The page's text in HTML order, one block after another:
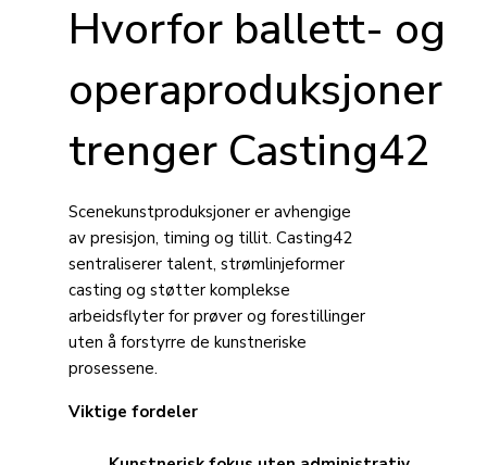
Hvorfor ballett- og
operaproduksjoner
trenger Casting42
Scenekunstproduksjoner er avhengige
av presisjon, timing og tillit. Casting42
sentraliserer talent, strømlinjeformer
casting og støtter komplekse
arbeidsflyter for prøver og forestillinger
uten å forstyrre de kunstneriske
prosessene.
Viktige fordeler